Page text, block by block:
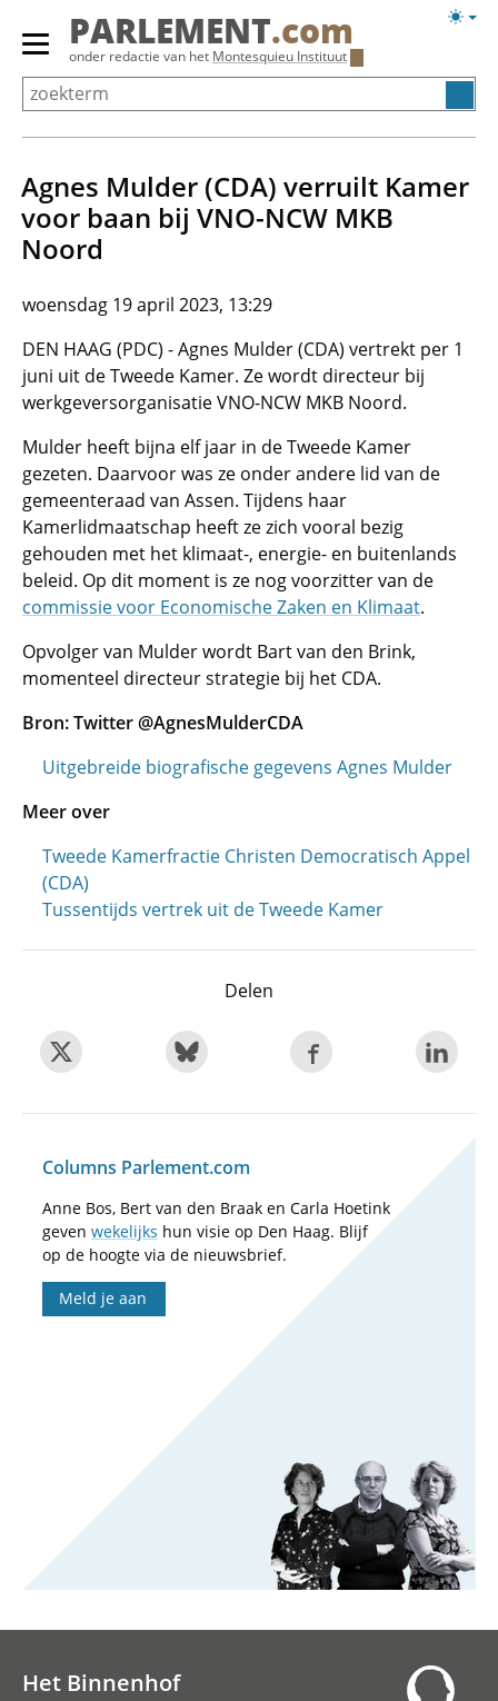
Overslaan
Primair
menu
tonen/verbergen
PARLEMENT.com
onder redactie van het Montesquieu Instituut
Agnes Mulder (CDA) verruilt Kamer
voor baan bij VNO-NCW MKB
Noord
woensdag 19 april 2023, 13:29
DEN HAAG (PDC) - Agnes Mulder (CDA) vertrekt per 1
juni uit de Tweede Kamer. Ze wordt directeur bij
werkgeversorganisatie VNO-NCW MKB Noord.
Mulder heeft bijna elf jaar in de Tweede Kamer
gezeten. Daarvoor was ze onder andere lid van de
gemeenteraad van Assen. Tijdens haar
Kamerlidmaatschap heeft ze zich vooral bezig
gehouden met het klimaat-, energie- en buitenlands
beleid. Op dit moment is ze nog voorzitter van de
commissie voor Economische Zaken en Klimaat.
Opvolger van Mulder wordt Bart van den Brink,
momenteel directeur strategie bij het CDA.
Bron: Twitter @AgnesMulderCDA
Uitgebreide biografische gegevens Agnes Mulder
Meer over
Tweede Kamerfractie Christen Democratisch Appel
(CDA)
Tussentijds vertrek uit de Tweede Kamer
Delen
Columns Parlement.com
Anne Bos, Bert van den Braak en Carla Hoetink
geven wekelijks hun visie op Den Haag. Blijf
op de hoogte via de nieuwsbrief.
Meld je aan
Het Binnenhof